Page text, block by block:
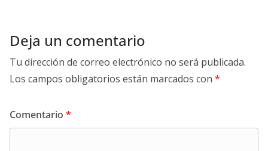
Deja un comentario
Tu dirección de correo electrónico no será publicada.
Los campos obligatorios están marcados con *
Comentario *